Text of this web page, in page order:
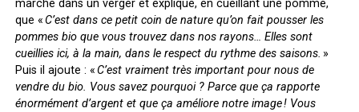
marche dans un verger et explique, en cueillant une pomme,
que «C’est dans ce petit coin de nature qu’on fait pousser les
pommes bio que vous trouvez dans nos rayons… Elles sont
cueillies ici, à la main, dans le respect du rythme des saisons. »
Puis il ajoute : «C’est vraiment très important pour nous de
vendre du bio. Vous savez pourquoi ? Parce que ça rapporte
énormément d’argent et que ça améliore notre image ! Vous